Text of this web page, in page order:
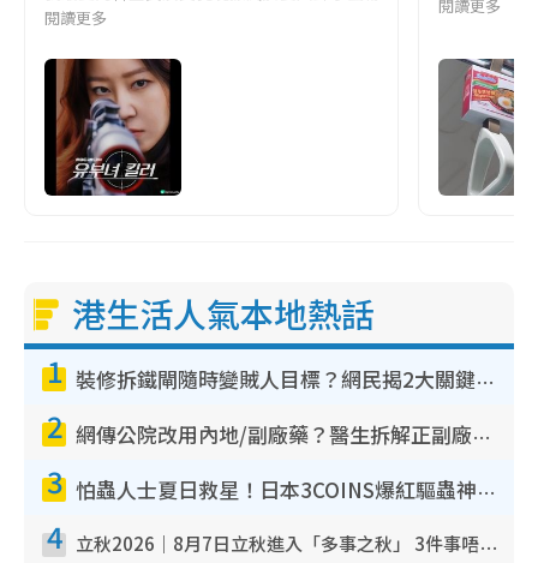
閱讀更多
閱讀更多
港生活人氣本地熱話
1 裝修拆鐵閘隨時變賊人目標？網民揭2大關鍵用途：裝新式等於白裝？附新舊鐵閘分別
2 網傳公院改用內地/副廠藥？醫生拆解正副廠分別 揭4類人換藥隨時出事
3 怕蟲人士夏日救星！日本3COINS爆紅驅蟲神器$45起 1招「全程免觸碰」輕鬆搞定小強
4 立秋2026｜8月7日立秋進入「多事之秋」 3件事唔做得！專家教6招開運 清枱頭／銀包納氣接好運